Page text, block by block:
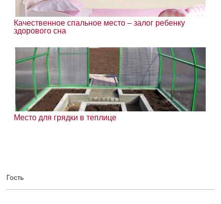
Качественное спальное место – залог ребенку
здорового сна
Место для грядки в теплице
Гость